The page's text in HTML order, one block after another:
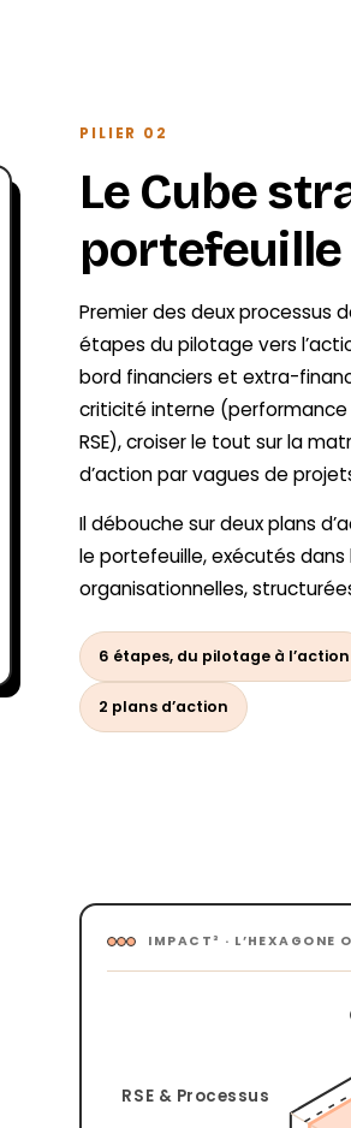
PILIER 02
Le Cube
portefeuille
Premier des deux processus
étapes du pilotage vers
bord financiers et extra-
criticité interne
RSE), croiser le tout sur la
d’action par vagues de
Il débouche sur deux plans
le portefeuille, exécutés dans
organisationnelles,
6 étapes, du pilotage à l’action
2 plans d’action
IMPACT³ · L’HEXAGONE
RSE & Processus